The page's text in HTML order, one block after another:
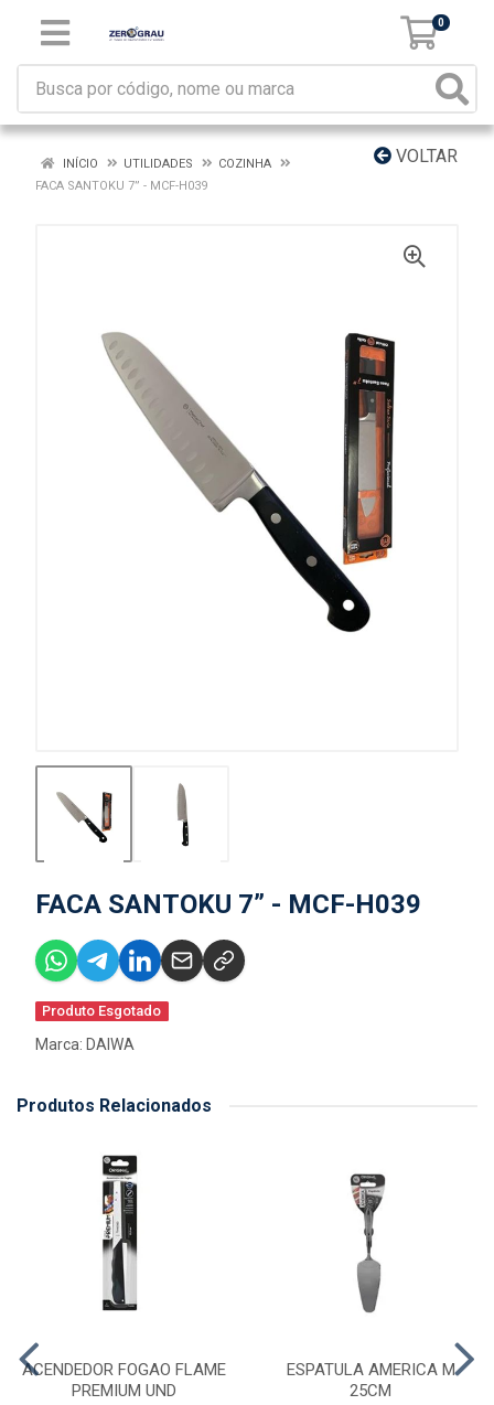
0
VOLTAR
INÍCIO UTILIDADES
COZINHA
FACA SANTOKU 7” - MCF-H039
FACA SANTOKU 7” - MCF-H039
Produto Esgotado
Marca: DAIWA
Produtos Relacionados
ACENDEDOR FOGAO FLAME
PREMIUM UND
ESPATULA AMERICA M
25CM